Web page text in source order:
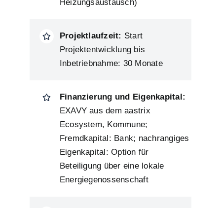
Heizungsaustausch)
Projektlaufzeit: Start
Projektentwicklung bis
Inbetriebnahme: 30 Monate
Finanzierung und Eigenkapital:
EXAVY aus dem aastrix
Ecosystem, Kommune;
Fremdkapital: Bank; nachrangiges
Eigenkapital: Option für
Beteiligung über eine lokale
Energiegenossenschaft